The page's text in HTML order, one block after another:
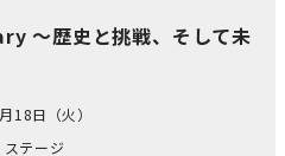
～歴史と挑戦、そして未
18日（火）
テージ